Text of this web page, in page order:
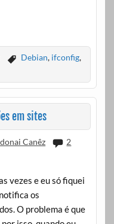
Debian, ifconfig,
em sites
Canêz
2
vezes e eu só fiquei
os
O problema é que